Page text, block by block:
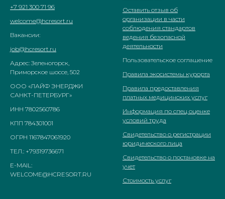
+7 921 300 71 96
welcome@hcresort.ru
Вакансии:
job@hcresort.ru
Адрес: Зеленогорск,
Приморское шоссе, 502
ООО «ЛАЙФ ЭНЕРДЖИ
САНКТ-ПЕТЕРБУРГ»
ИНН 7802560786
КПП 784301001
ОГРН 1167847061920
ТЕЛ.: +79319736671
E-MAIL:
WELCOME@HCRESORT.RU
Оставить отзыв об
организации в части
соблюдения стандартов
ведения безопасной
деятельности
Пользовательское соглашение
Правила экосистемы курорта
Правила предоставления
платных медицинских услуг
Информация по спец оценке
условий труда
Свидетельство о регистрации
юридического лица
Свидетельство о постановке на
учет
Стоимость услуг